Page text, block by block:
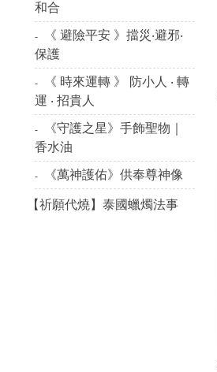
和合
《 避險平安 》擋災‧避邪‧
保護
《 時來運轉 》 防小人 ‧ 轉
運 ‧ 招貴人
《守護之星》手飾聖物｜
香水油
《萬神護佑》供奉尊神像
【祈願代燒】泰國蠟燭法事